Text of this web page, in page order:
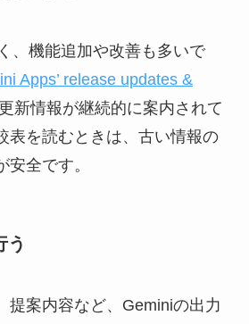
、機能追加や改善も多いで
Apps’ release updates &
新情報が継続的に案内されて
表を読むときは、古い情報の
安全です。
う
提案内容など、Geminiの出力